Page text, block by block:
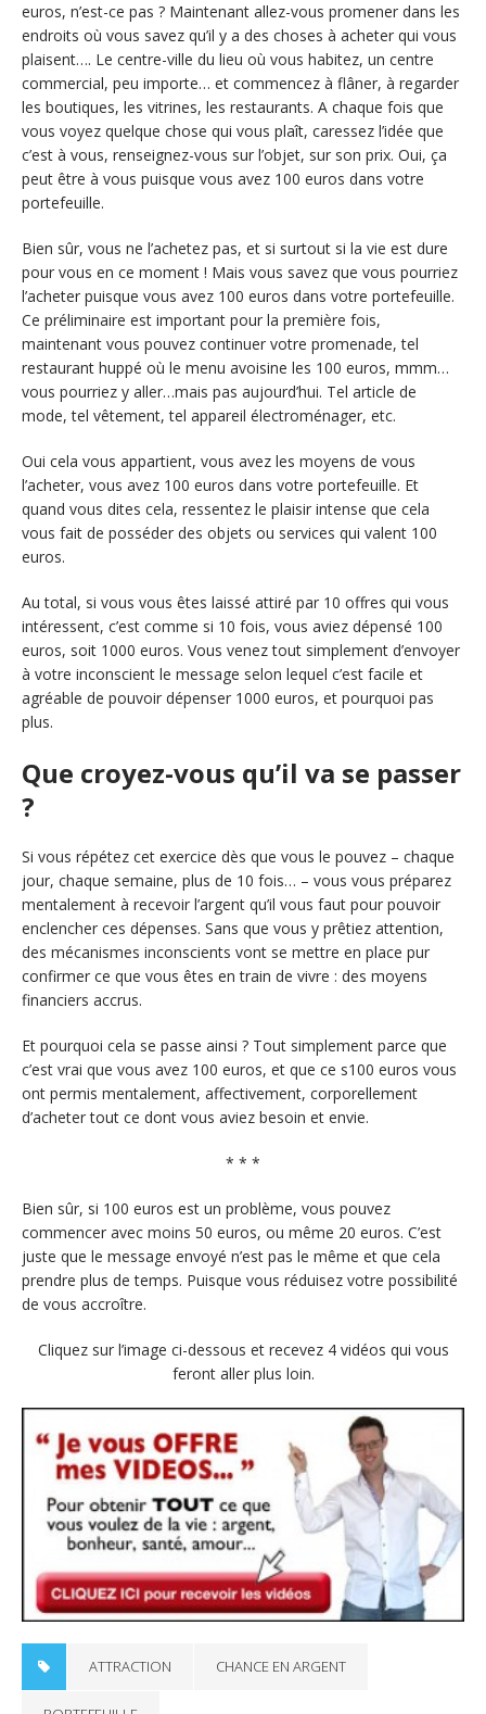
euros, n’est-ce pas ? Maintenant allez-vous promener dans les
endroits où vous savez qu’il y a des choses à acheter qui vous
plaisent…. Le centre-ville du lieu où vous habitez, un centre
commercial, peu importe… et commencez à flâner, à regarder
les boutiques, les vitrines, les restaurants. A chaque fois que
vous voyez quelque chose qui vous plaît, caressez l’idée que
c’est à vous, renseignez-vous sur l’objet, sur son prix. Oui, ça
peut être à vous puisque vous avez 100 euros dans votre
portefeuille.
Bien sûr, vous ne l’achetez pas, et si surtout si la vie est dure
pour vous en ce moment ! Mais vous savez que vous pourriez
l’acheter puisque vous avez 100 euros dans votre portefeuille.
Ce préliminaire est important pour la première fois,
maintenant vous pouvez continuer votre promenade, tel
restaurant huppé où le menu avoisine les 100 euros, mmm…
vous pourriez y aller…mais pas aujourd’hui. Tel article de
mode, tel vêtement, tel appareil électroménager, etc.
Oui cela vous appartient, vous avez les moyens de vous
l’acheter, vous avez 100 euros dans votre portefeuille. Et
quand vous dites cela, ressentez le plaisir intense que cela
vous fait de posséder des objets ou services qui valent 100
euros.
Au total, si vous vous êtes laissé attiré par 10 offres qui vous
intéressent, c’est comme si 10 fois, vous aviez dépensé 100
euros, soit 1000 euros. Vous venez tout simplement d’envoyer
à votre inconscient le message selon lequel c’est facile et
agréable de pouvoir dépenser 1000 euros, et pourquoi pas
plus.
Que croyez-vous qu’il va se passer
?
Si vous répétez cet exercice dès que vous le pouvez – chaque
jour, chaque semaine, plus de 10 fois… – vous vous préparez
mentalement à recevoir l’argent qu’il vous faut pour pouvoir
enclencher ces dépenses. Sans que vous y prêtiez attention,
des mécanismes inconscients vont se mettre en place pur
confirmer ce que vous êtes en train de vivre : des moyens
financiers accrus.
Et pourquoi cela se passe ainsi ? Tout simplement parce que
c’est vrai que vous avez 100 euros, et que ce s100 euros vous
ont permis mentalement, affectivement, corporellement
d’acheter tout ce dont vous aviez besoin et envie.
* * *
Bien sûr, si 100 euros est un problème, vous pouvez
commencer avec moins 50 euros, ou même 20 euros. C’est
juste que le message envoyé n’est pas le même et que cela
prendre plus de temps. Puisque vous réduisez votre possibilité
de vous accroître.
Cliquez sur l’image ci-dessous et recevez 4 vidéos qui vous
feront aller plus loin.
ATTRACTION CHANCE EN ARGENT